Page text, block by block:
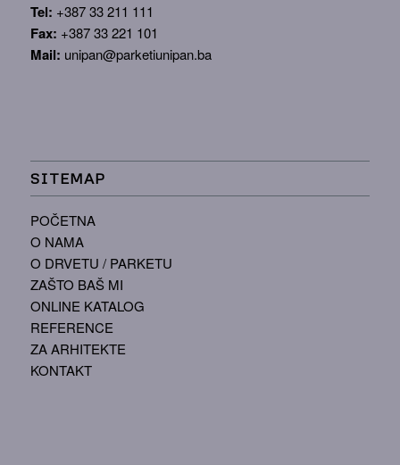
Tel: +387 33 211 111
Fax: +387 33 221 101
Mail: unipan@parketiunipan.ba
SITEMAP
POČETNA
O NAMA
O DRVETU / PARKETU
ZAŠTO BAŠ MI
ONLINE KATALOG
REFERENCE
ZA ARHITEKTE
KONTAKT